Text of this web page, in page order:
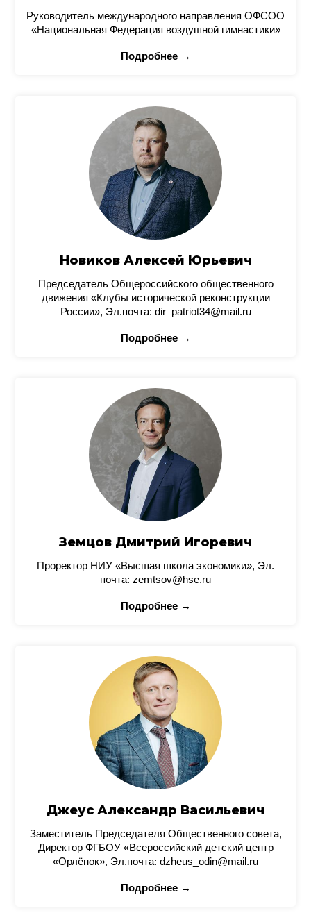
Руководитель международного направления ОФСОО
«Национальная Федерация воздушной гимнастики»
Подробнее →
Новиков Алексей Юрьевич
Председатель Общероссийского общественного
движения «Клубы исторической реконструкции
России», Эл.почта: dir_patriot34@mail.ru
Подробнее →
Земцов Дмитрий Игоревич
Проректор НИУ «Высшая школа экономики», Эл.
почта: zemtsov@hse.ru
Подробнее →
Джеус Александр Васильевич
Заместитель Председателя Общественного совета,
Директор ФГБОУ «Всероссийский детский центр
«Орлёнок», Эл.почта: dzheus_odin@mail.ru
Подробнее →